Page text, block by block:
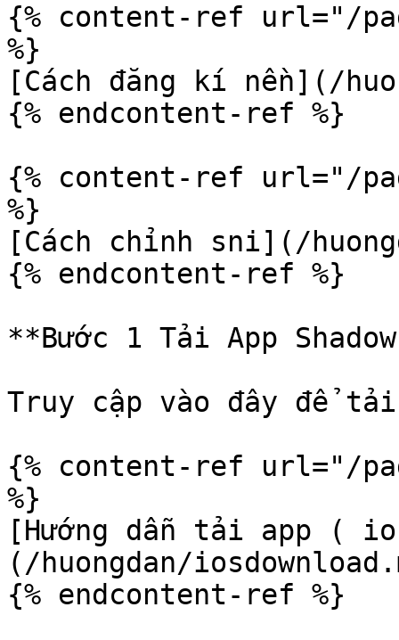
{% content-ref url="/
%}
[Cách đăng kí nền](/
{% endcontent-ref %}
{% content-ref url="/
%}
[Cách chỉnh sni](/
{% endcontent-ref %}
**Bước 1 Tải App
Truy cập vào đây để tải
{% content-ref url="/
%}
[Hướng dẫn tải app (
(/huongdan/
{% endcontent-ref %}